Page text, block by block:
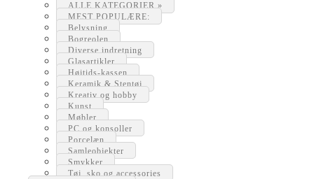
ALLE KATEGORIER »
MEST POPULÆRE:
Belysning
Bogreolen
Diverse indretning
Glasartikler
Højtids-kassen
Keramik & Stentøj
Kreativ og hobby
Kunst
Møbler
PC og konsoller
Porcelæn
Samleobjekter
Smykker
Tøj, sko og accessories